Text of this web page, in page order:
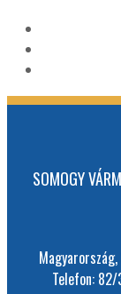
SOMOGY
Telefon: